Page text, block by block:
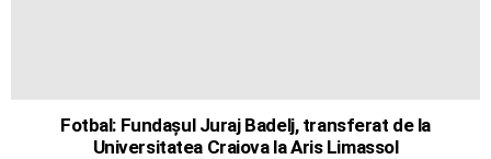
Fotbal: Fundașul Juraj Badelj, transferat de la
Universitatea Craiova la Aris Limassol